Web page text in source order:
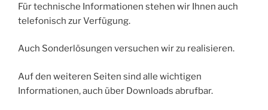
Für technische Informationen stehen wir Ihnen auch
telefonisch zur Verfügung.
Auch Sonderlösungen versuchen wir zu realisieren.
Auf den weiteren Seiten sind alle wichtigen
Informationen, auch über Downloads abrufbar.